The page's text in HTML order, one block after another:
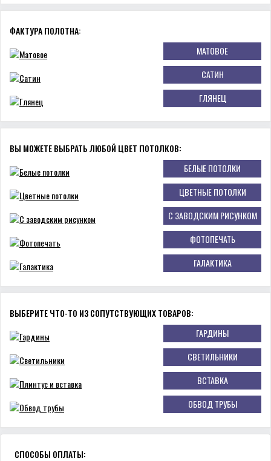
ФАКТУРА ПОЛОТНА:
МАТОВОЕ
САТИН
ГЛЯНЕЦ
ВЫ МОЖЕТЕ ВЫБРАТЬ ЛЮБОЙ ЦВЕТ ПОТОЛКОВ:
БЕЛЫЕ ПОТОЛКИ
ЦВЕТНЫЕ ПОТОЛКИ
С ЗАВОДСКИМ РИСУНКОМ
ФОТОПЕЧАТЬ
ГАЛАКТИКА
ВЫБЕРИТЕ ЧТО-ТО ИЗ СОПУТСТВУЮЩИХ ТОВАРОВ:
ГАРДИНЫ
СВЕТИЛЬНИКИ
ВСТАВКА
ОБВОД ТРУБЫ
СПОСОБЫ ОПЛАТЫ: